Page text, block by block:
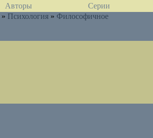
Авторы Серии
» Психология » Философичное